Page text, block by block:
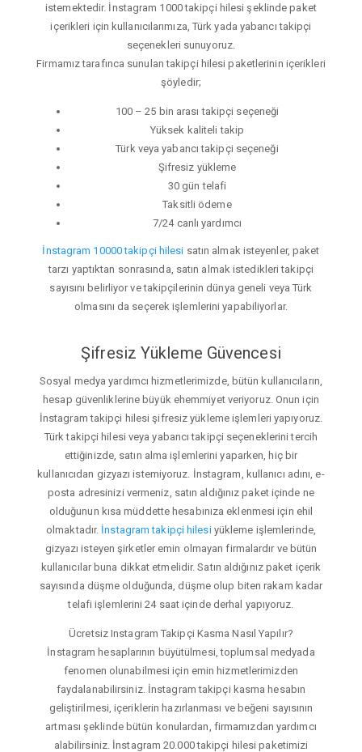
istemektedir. İnstagram 1000 takipçi hilesi şeklinde paket
içerikleri için kullanıcılarımıza, Türk yada yabancı takipçi
seçenekleri sunuyoruz.
Firmamız tarafınca sunulan takipçi hilesi paketlerinin içerikleri
şöyledir;
100 – 25 bin arası takipçi seçeneği
Yüksek kaliteli takip
Türk veya yabancı takipçi seçeneği
Şifresiz yükleme
30 gün telafi
Taksitli ödeme
7/24 canlı yardımcı
İnstagram 10000 takipçi hilesi satın almak isteyenler, paket
tarzı yaptıktan sonrasında, satın almak istedikleri takipçi
sayısını belirliyor ve takipçilerinin dünya geneli veya Türk
olmasını da seçerek işlemlerini yapabiliyorlar.
Şifresiz Yükleme Güvencesi
Sosyal medya yardımcı hizmetlerimizde, bütün kullanıcıların,
hesap güvenliklerine büyük ehemmiyet veriyoruz. Onun için
İnstagram takipçi hilesi şifresiz yükleme işlemleri yapıyoruz.
Türk takipçi hilesi veya yabancı takipçi seçeneklerini tercih
ettiğinizde, satın alma işlemlerini yaparken, hiç bir
kullanıcıdan gizyazı istemiyoruz. İnstagram, kullanıcı adını, e-
posta adresinizi vermeniz, satın aldığınız paket içinde ne
olduğunun kısa müddette hesabınıza eklenmesi için ehil
olmaktadır. İnstagram takipçi hilesiyükleme işlemlerinde,
gizyazı isteyen şirketler emin olmayan firmalardır ve bütün
kullanıcılar buna dikkat etmelidir. Satın aldığınız paket içerik
sayısında düşme olduğunda, düşme olup biten rakam kadar
telafi işlemlerini 24 saat içinde derhal yapıyoruz.
Ücretsiz Instagram Takipçi Kasma Nasıl Yapılır?
İnstagram hesaplarının büyütülmesi, toplumsal medyada
fenomen olunabilmesi için emin hizmetlerimizden
faydalanabilirsiniz. İnstagram takipçi kasma hesabın
geliştirilmesi, içeriklerin hazırlanması ve beğeni sayısının
artması şeklinde bütün konulardan, firmamızdan yardımcı
alabilirsiniz. İnstagram 20.000 takipçi hilesi paketimizi